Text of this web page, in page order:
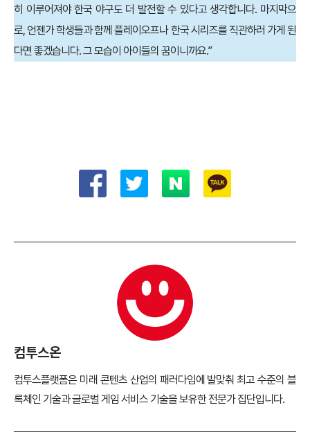
히 이루어져야 한국 야구도 더 발전할 수 있다고 생각합니다. 마지막으
로, 언젠가 학생들과 함께 플레이오프나 한국 시리즈를 직관하러 가게 된
다면 좋겠습니다. 그 모습이 아이들의 꿈이니까요.”
컴투스온
컴투스플랫폼은 미래 콘텐츠 산업의 패러다임에 발맞춰 최고 수준의 블
록체인 기술과 글로벌 게임 서비스 기술을 보유한 전문가 집단입니다.